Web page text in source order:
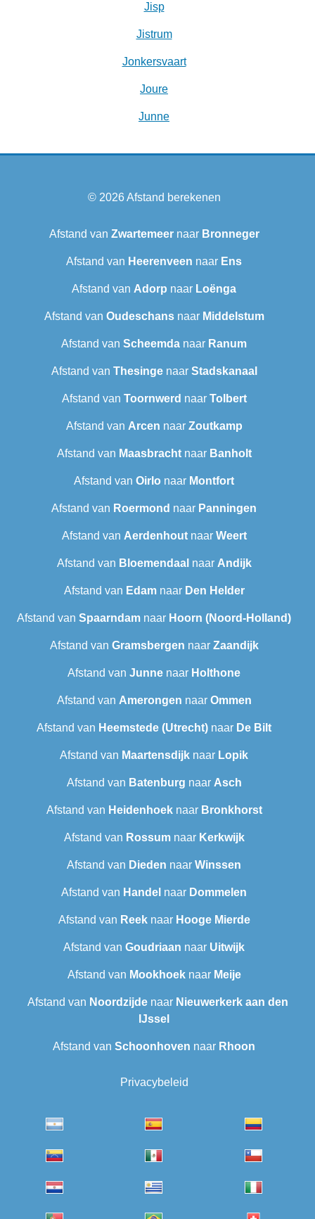
Jisp
Jistrum
Jonkersvaart
Joure
Junne
© 2026Afstand berekenen
Afstand van Zwartemeernaar Bronneger
Afstand van Heerenveen naar Ens
Afstand van Adorp naar Loënga
Afstand van Oudeschansnaar Middelstum
Afstand van Scheemda naar Ranum
Afstand van Thesingenaar Stadskanaal
Afstand van Toornwerd naar Tolbert
Afstand van Arcen naar Zoutkamp
Afstand van Maasbrachtnaar Banholt
Afstand van Oirlo naar Montfort
Afstand van Roermond naar Panningen
Afstand van Aerdenhoutnaar Weert
Afstand van Bloemendaal naar Andijk
Afstand van Edamnaar Den Helder
Afstand van Spaarndam naar Hoorn (Noord-Holland)
Afstand van Gramsbergen naar Zaandijk
Afstand van Junne naar Holthone
Afstand van Amerongen naar Ommen
Afstand van Heemstede (Utrecht) naar De Bilt
Afstand van Maartensdijk naar Lopik
Afstand van Batenburg naar Asch
Afstand van Heidenhoeknaar Bronkhorst
Afstand van Rossumnaar Kerkwijk
Afstand van Dieden naar Winssen
Afstand van Handel naar Dommelen
Afstand van Reeknaar Hooge Mierde
Afstand van Goudriaan naar Uitwijk
Afstand van Mookhoeknaar Meije
Afstand van Noordzijdenaar Nieuwerkerk aan den
IJssel
Afstand van Schoonhoven naar Rhoon
Privacybeleid